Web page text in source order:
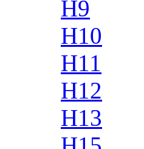
H9
H10
H11
H12
H13